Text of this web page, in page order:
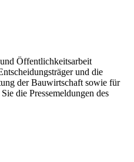
Öffentlichkeitsarbeit
und die
der Bauwirtschaft sowie für
die Pressemeldungen des